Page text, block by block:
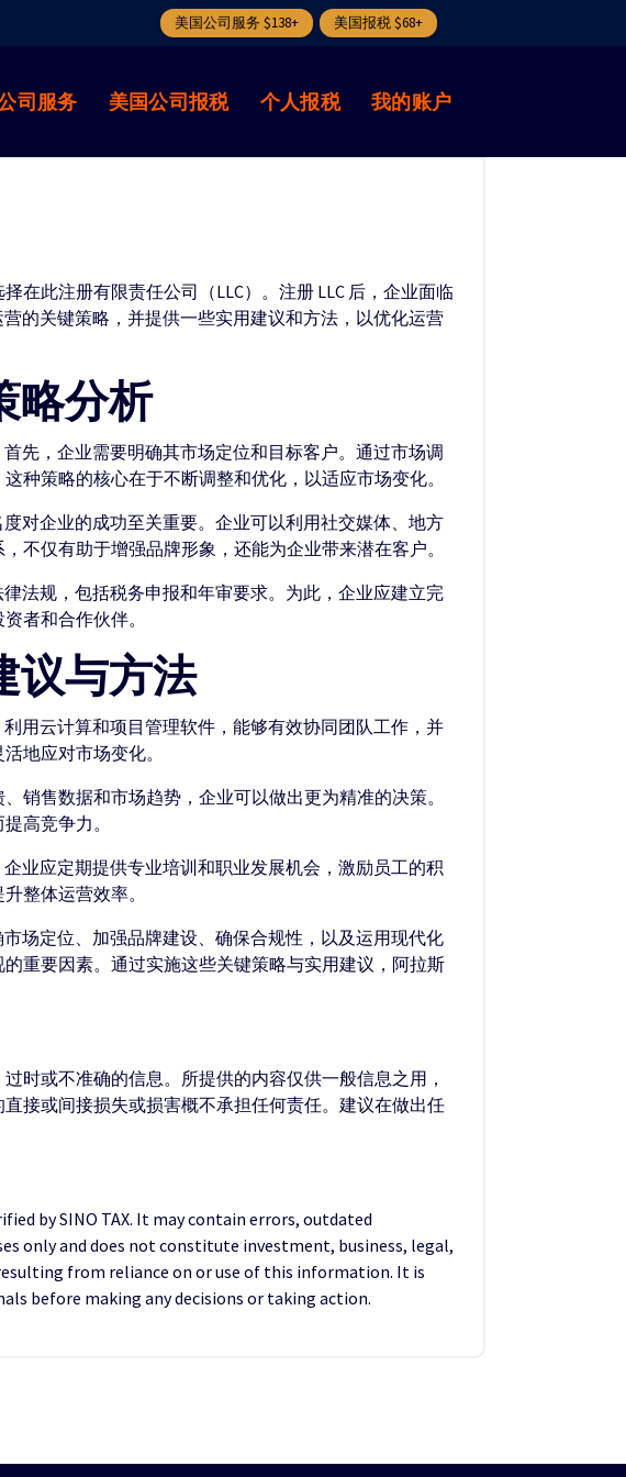
美国公司服务 $138+ 美国报税 $68+
司服务 美国公司报税 个人报税 我的账户
在此注册有限责任公司（LLC）。注册 LLC 后，企业面临
的关键策略，并提供一些实用建议和方法，以优化运营
略分析
先，企业需要明确其市场定位和目标客户。通过市场调
种策略的核心在于不断调整和优化，以适应市场变化。
对企业的成功至关重要。企业可以利用社交媒体、地方
不仅有助于增强品牌形象，还能为企业带来潜在客户。
法规，包括税务申报和年审要求。为此，企业应建立完
者和合作伙伴。
议与方法
用云计算和项目管理软件，能够有效协同团队工作，并
地应对市场变化。
销售数据和市场趋势，企业可以做出更为精准的决策。
高竞争力。
业应定期提供专业培训和职业发展机会，激励员工的积
整体运营效率。
场定位、加强品牌建设、确保合规性，以及运用现代化
重要因素。通过实施这些关键策略与实用建议，阿拉斯
时或不准确的信息。所提供的内容仅供一般信息之用，
接或间接损失或损害概不承担任何责任。建议在做出任
by SINO TAX. It may contain errors, outdated
only and does not constitute investment, business, legal,
from reliance on or use of this information. It is
before making any decisions or taking action.